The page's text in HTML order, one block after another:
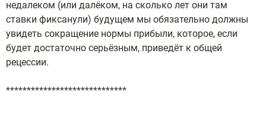
недалеком (или далёком, на сколько лет они там
ставки фиксанули) будущем мы обязательно должны
увидеть сокращение нормы прибыли, которое, если
будет достаточно серьёзным, приведёт к общей
рецессии.
*****************************